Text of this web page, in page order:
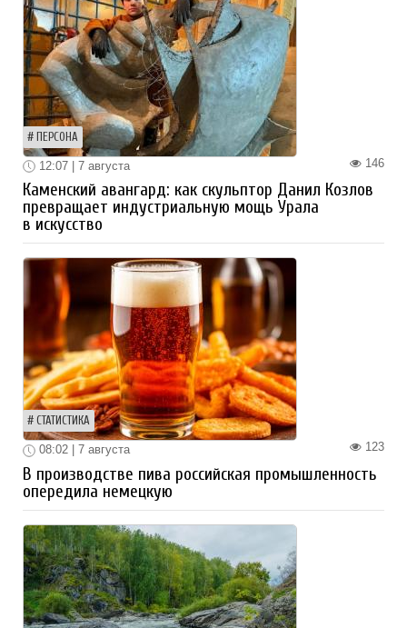
ПЕРСОНА
146
12:07 | 7 августа
Каменский авангард: как скульптор Данил Козлов
превращает индустриальную мощь Урала
в искусство
СТАТИСТИКА
123
08:02 | 7 августа
В производстве пива российская промышленность
опередила немецкую